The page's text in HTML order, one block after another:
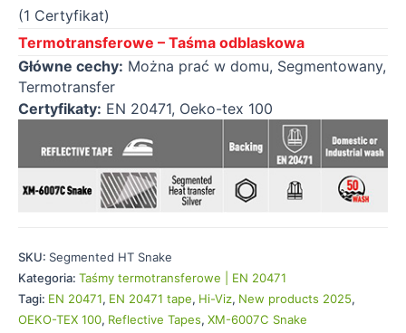
(1 Certyfikat)
Termotransferowe – Taśma odblaskowa
Główne cechy: Można prać w domu, Segmentowany,
Termotransfer
Certyfikaty: EN 20471, Oeko-tex 100
SKU: Segmented HT Snake
Kategoria: Taśmy termotransferowe | EN 20471
Tagi: EN 20471, EN 20471 tape, Hi-Viz, New products 2025,
OEKO-TEX 100, Reflective Tapes, XM-6007C Snake